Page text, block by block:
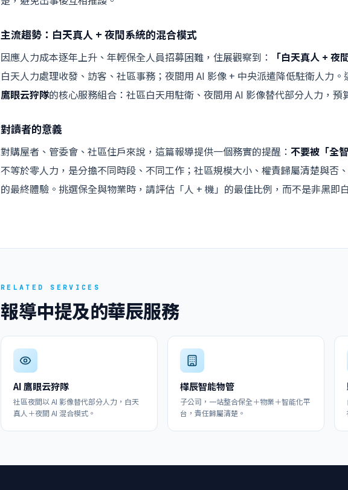
主流趨勢：白天真人 + 夜間系統的混合模式
因應人力成本逐年上升、年輕保全人員招募困難，住展觀察到： 「白天真人 +
白天人力處理收發、訪客、社區事務；夜間用 AI 影像 + 中央派遣降低駐衛人力。
鷹眼云狩隊的核心服務組合：社區白天用駐衛、夜間用 AI 影像替代部分人力，預
對讀者的意義
對購屋者、管委會、社區住戶來說，這篇報導提供一個務實的提醒： 不要被「全
不等於零人力，是分擔不同時段、不同工作；社區規模大小、權責歸屬清楚與否
的最終體驗。挑選保全與物業時，請評估「人 + 機」的最佳比例，而不是非黑即
RELATED SERVICES
報導中提及的華辰服務
AI 鷹眼云狩隊
社區夜間以 AI 影像替代部分人力，白天
真人＋夜間 AI 混合模式。
樺辰智能物管
子公司，一站整合保全＋物業＋智能化平
台，責任歸屬清楚。